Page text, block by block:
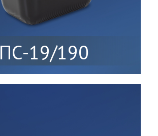
ПС-19/190